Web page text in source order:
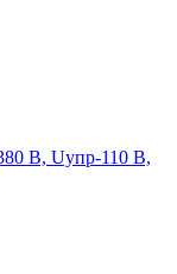
В, Uупр-110 В,